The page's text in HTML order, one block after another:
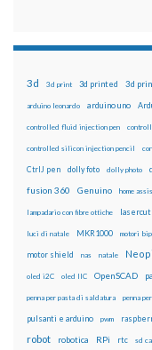
3d 3d print 3d printed 3d
arduino leonardo arduino uno
controlled fluid injection pen
controlled silicon injection pencil
CtrlJ pen dolly foto dolly photo
fusion 360 Genuino home
lampadario con fibre ottiche lasercut
luci di natale MKR1000 motori
motor shield nas natale
oled i2C oled IIC OpenSCAD
penna per pasta di saldatura penna
pulsanti e arduino pwm
robot robotica RPi rtc sd